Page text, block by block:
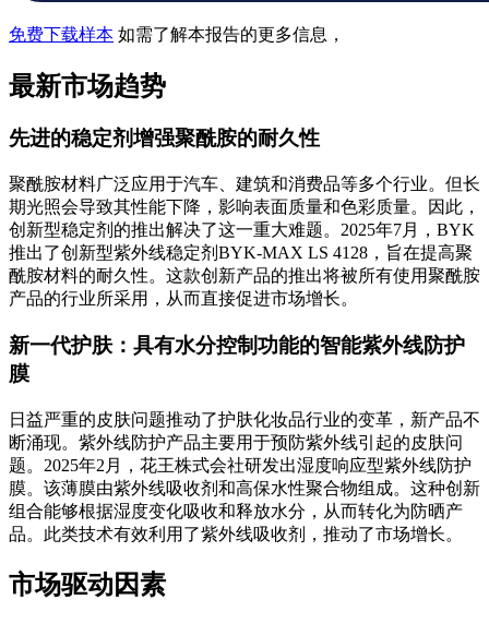
免费下载样本 如需了解本报告的更多信息，
最新市场趋势
先进的稳定剂增强聚酰胺的耐久性
聚酰胺材料广泛应用于汽车、建筑和消费品等多个行业。但长
期光照会导致其性能下降，影响表面质量和色彩质量。因此，
创新型稳定剂的推出解决了这一重大难题。2025年7月，BYK
推出了创新型紫外线稳定剂BYK-MAX LS 4128，旨在提高聚
酰胺材料的耐久性。这款创新产品的推出将被所有使用聚酰胺
产品的行业所采用，从而直接促进市场增长。
新一代护肤：具有水分控制功能的智能紫外线防护
膜
日益严重的皮肤问题推动了护肤化妆品行业的变革，新产品不
断涌现。紫外线防护产品主要用于预防紫外线引起的皮肤问
题。2025年2月，花王株式会社研发出湿度响应型紫外线防护
膜。该薄膜由紫外线吸收剂和高保水性聚合物组成。这种创新
组合能够根据湿度变化吸收和释放水分，从而转化为防晒产
品。此类技术有效利用了紫外线吸收剂，推动了市场增长。
市场驱动因素